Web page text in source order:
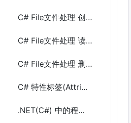
C# File文件处理 创建和写文件
C# File文件处理 读文件
C# File文件处理 删除文件
C# 特性标签(Attribute)
.NET(C#) 中的程序集